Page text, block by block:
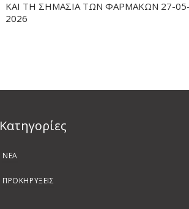
ΚΑΙ ΤΗ ΣΗΜΑΣΙΑ ΤΩΝ ΦΑΡΜΑΚΩΝ 27-05-
2026
Kατηγορίες
ΝΕΑ
ΠΡΟΚΗΡΥΞΕΙΣ